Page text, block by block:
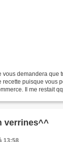
vous demandera que
recette puisque vous
Il me restait
verrines^^
13:58